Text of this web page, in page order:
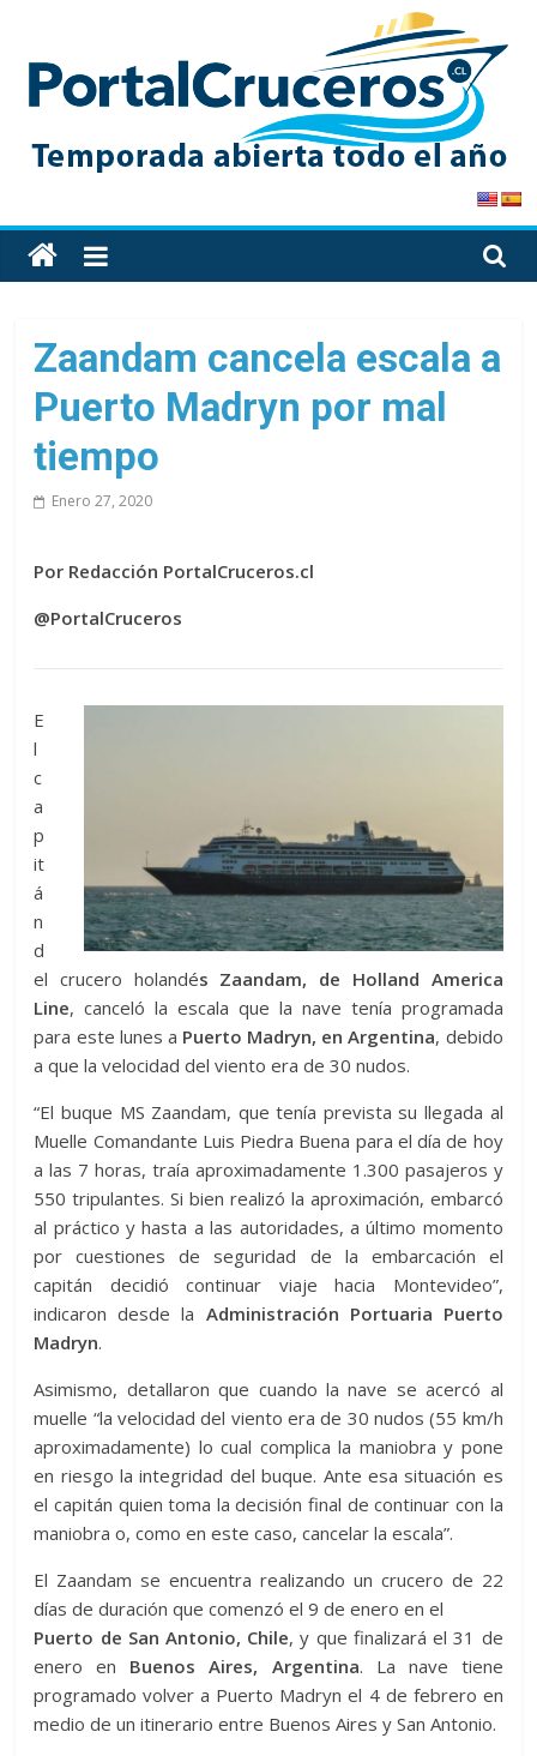
content
PortalCruceros
Toda
la
de
cruceros
en
un
solo
Zaandam cancela escala a
Puerto Madryn por mal
tiempo
Enero 27, 2020
Por Redacción PortalCruceros.cl
@PortalCruceros
E
l
c
a
p
it
á
n
d
el crucero holandés Zaandam, de Holland America
Line, canceló la escala que la nave tenía programada
para este lunes a Puerto Madryn, en Argentina, debido
a que la velocidad del viento era de 30 nudos.
“El buque MS Zaandam, que tenía prevista su llegada al
Muelle Comandante Luis Piedra Buena para el día de hoy
a las 7 horas, traía aproximadamente 1.300 pasajeros y
550 tripulantes. Si bien realizó la aproximación, embarcó
al práctico y hasta a las autoridades, a último momento
por cuestiones de seguridad de la embarcación el
capitán decidió continuar viaje hacia Montevideo”,
indicaron desde la Administración Portuaria Puerto
Madryn.
Asimismo, detallaron que cuando la nave se acercó al
muelle “la velocidad del viento era de 30 nudos (55 km/h
aproximadamente) lo cual complica la maniobra y pone
en riesgo la integridad del buque. Ante esa situación es
el capitán quien toma la decisión final de continuar con la
maniobra o, como en este caso, cancelar la escala”.
El Zaandam se encuentra realizando un crucero de 22
días de duración que comenzó el 9 de enero en el
Puerto de San Antonio, Chile, y que finalizará el 31 de
enero en Buenos Aires, Argentina. La nave tiene
programado volver a Puerto Madryn el 4 de febrero en
medio de un itinerario entre Buenos Aires y San Antonio.